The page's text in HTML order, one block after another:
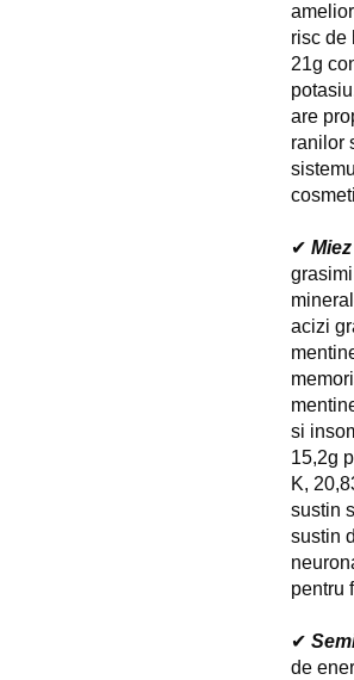
risc de
21g
are
ranilor
✔
acizi
si
15,2g
K,
sustin
sustin
pentru
✔
de